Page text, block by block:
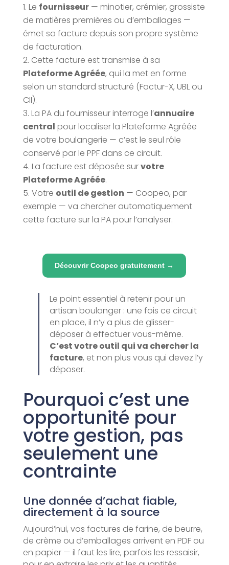
Le fournisseur— minotier, crémier, grossiste
de matières premières ou d’emballages —
émet sa facture depuis son propre système
de facturation.
Cette facture est transmise à sa
Plateforme Agréée, qui la met en forme
selon un standard structuré (Factur-X, UBL ou
CII).
La PA du fournisseur interroge l’annuaire
central pour localiser la Plateforme Agréée
de votre boulangerie — c’est le seul rôle
conservé par le PPF dans ce circuit.
La facture est déposée survotre
Plateforme Agréée.
Votre outil de gestion — Coopeo, par
exemple — va chercher automatiquement
cette facture sur la PA pour l’analyser.
Découvrir Coopeo gratuitement →
Le point essentiel à retenir pour un
artisan boulanger : une fois ce circuit
en place, il n’y a plus de glisser-
déposer à effectuer vous-même.
C’est votre outil qui va chercher la
facture, et non plus vous qui devez l’y
déposer.
Pourquoi c’est une
opportunité pour
votre gestion, pas
seulement une
contrainte
Une donnée d’achat fiable,
directement à la source
Aujourd’hui, vos factures de farine, de beurre,
de crème ou d’emballages arrivent en PDF ou
en papier — il faut les lire, parfois les ressaisir,